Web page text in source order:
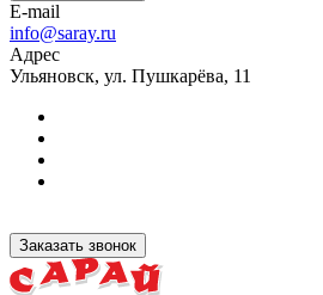
E-mail
info@saray.ru
Адрес
Ульяновск, ул. Пушкарёва, 11
Заказать звонок